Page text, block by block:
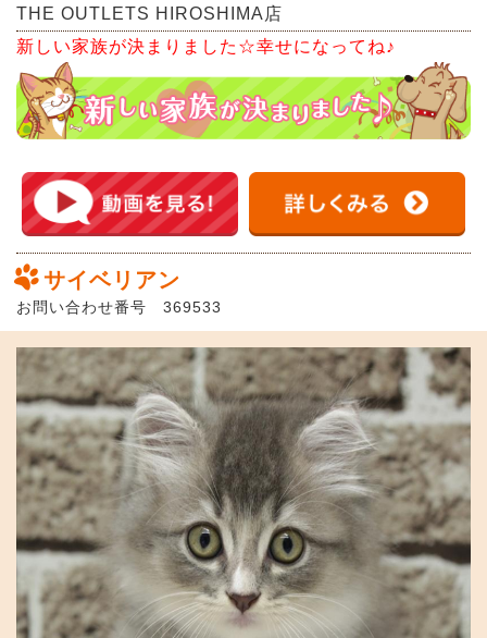
THE OUTLETS HIROSHIMA店
新しい家族が決まりました☆幸せになってね♪
サイベリアン
お問い合わせ番号 369533